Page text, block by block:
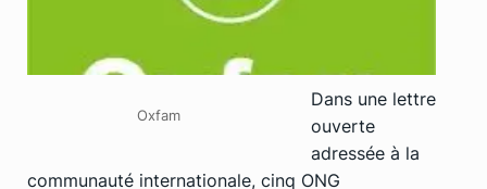
Oxfam
Dans une lettre
ouverte
adressée à la
communauté internationale, cinq ONG